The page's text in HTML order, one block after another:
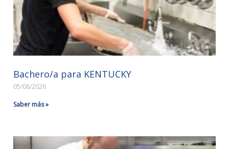
Bachero/a para KENTUCKY
05/08/2026
Saber más »